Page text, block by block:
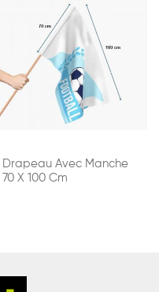
Drapeau Avec Manche
70 X 100 Cm